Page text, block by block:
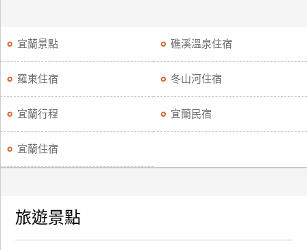
宜蘭景點 礁溪溫泉住宿
羅東住宿 冬山河住宿
宜蘭行程 宜蘭民宿
宜蘭住宿
旅遊景點